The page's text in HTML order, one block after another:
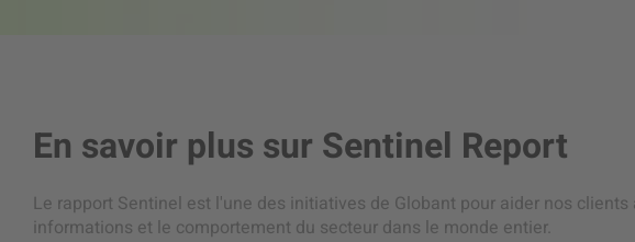
En savoir plus sur Sentinel Report
Le rapport Sentinel est l'une des initiatives de Globant pour aider nos
informations et le comportement du secteur dans le monde entier.